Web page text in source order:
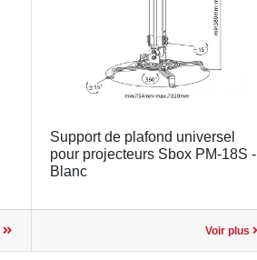
Support de plafond universel
pour projecteurs Sbox PM-18S -
Blanc
Voir plus